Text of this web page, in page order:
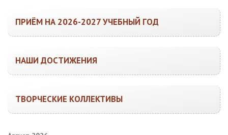
ПРИЁМ НА 2026-2027 УЧЕБНЫЙ ГОД
НАШИ ДОСТИЖЕНИЯ
ТВОРЧЕСКИЕ КОЛЛЕКТИВЫ